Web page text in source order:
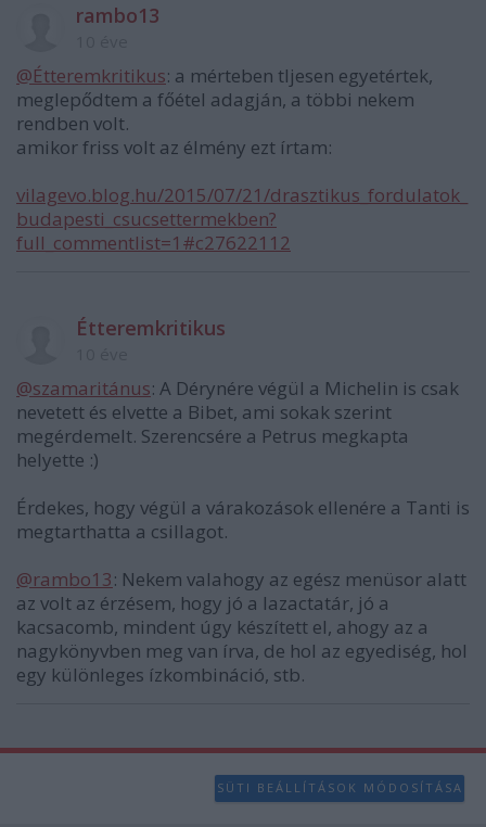
rambo13
@Étteremkritikus: a mérteben tljesen egyetértek,
meglepődtem a főétel adagján, a többi nekem
rendben volt.
amikor friss volt az élmény ezt írtam:
vilagevo.blog.hu/2015/07/21/drasztikus_fordulatok_
budapesti_csucsettermekben?
full_commentlist=1#c27622112
Étteremkritikus
@szamaritánus: A Dérynére végül a Michelin is csak
nevetett és elvette a Bibet, ami sokak szerint
megérdemelt. Szerencsére a Petrus megkapta
helyette :)
Érdekes, hogy végül a várakozások ellenére a Tanti is
megtarthatta a csillagot.
@rambo13: Nekem valahogy az egész menüsor alatt
az volt az érzésem, hogy jó a lazactatár, jó a
kacsacomb, mindent úgy készített el, ahogy az a
nagykönyvben meg van írva, de hol az egyediség, hol
egy különleges ízkombináció, stb.
SÜTI BEÁLLÍTÁSOK MÓDOSÍTÁSA